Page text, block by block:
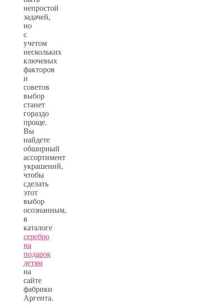
непростой
задачей,
но
с
учетом
нескольких
ключевых
факторов
и
советов
выбор
станет
гораздо
проще.
Вы
найдете
обширный
ассортимент
украшений,
чтобы
сделать
этот
выбор
осознанным,
в
каталоге
серебро
на
подарок
детям
на
сайте
фабрики
Аргента.